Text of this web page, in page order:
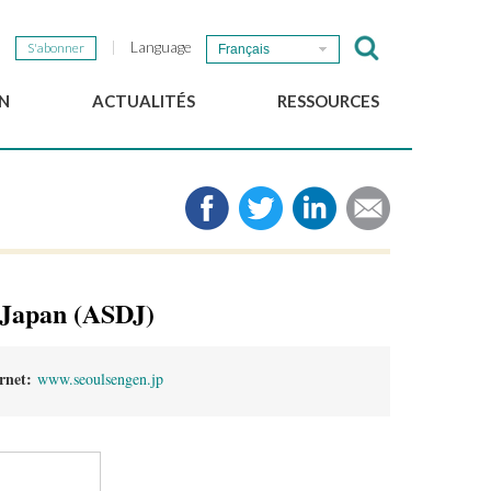
S'abonner Language Français
ACTUALITÉS
Newsletter du GSEF
RESSOURCES
Médias
Liens
(ASDJ)
www.seoulsengen.jp